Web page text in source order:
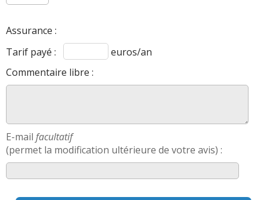
Assurance :
Tarif payé :
euros/an
Commentaire libre :
E-mail facultatif
(permet la modification ultérieure de votre avis) :